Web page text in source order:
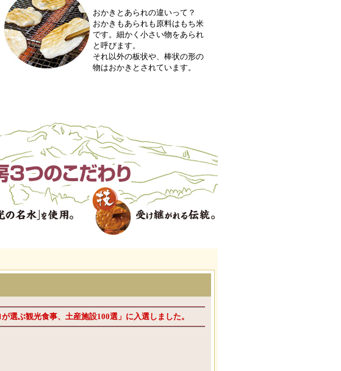
おかきとあられの違いって？
おかきもあられも原料はもち米
です。細かく小さい物をあられ
と呼びます。
それ以外の板状や、棒状の形の
物はおかきとされています。